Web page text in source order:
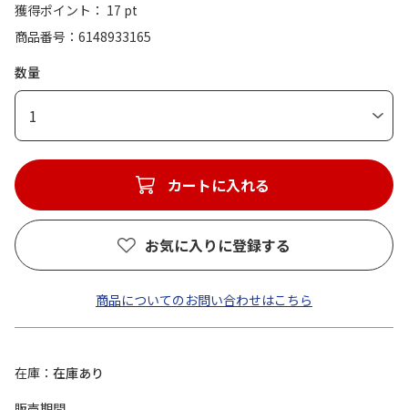
獲得ポイント： 17 pt
商品番号
6148933165
数量
1
カートに入れる
お気に入りに登録する
商品についてのお問い合わせはこちら
在庫
在庫あり